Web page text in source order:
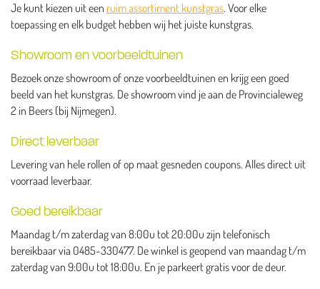
Je kunt kiezen uit een ruim assortiment kunstgras. Voor elke
toepassing en elk budget hebben wij het juiste kunstgras.
Showroom en voorbeeldtuinen
Bezoek onze showroom of onze voorbeeldtuinen en krijg een goed
beeld van het kunstgras. De showroom vind je aan de Provincialeweg
2 in Beers (bij Nijmegen).
Direct leverbaar
Levering van hele rollen of op maat gesneden coupons. Alles direct uit
voorraad leverbaar.
Goed bereikbaar
Maandag t/m zaterdag van 8:00u tot 20:00u zijn telefonisch
bereikbaar via 0485-330477. De winkel is geopend van maandag t/m
zaterdag van 9:00u tot 18:00u. En je parkeert gratis voor de deur.